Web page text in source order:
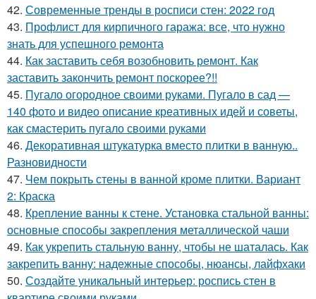
42. Современные тренды в росписи стен: 2022 год
43. Профлист для кирпичного гаража: все, что нужно
знать для успешного ремонта
44. Как заставить себя возобновить ремонт. Как
заставить закончить ремонт поскорее?!!
45. Пугало огородное своими руками. Пугало в сад —
140 фото и видео описание креативных идей и советы,
как смастерить пугало своими руками
46. Декоративная штукатурка вместо плитки в ванную..
Разновидности
47. Чем покрыть стены в ванной кроме плитки. Вариант
2: Краска
48. Крепление ванны к стене. Установка стальной ванны:
основные способы закрепления металлической чаши
49. Как укрепить стальную ванну, чтобы не шаталась. Как
закрепить ванну: надежные способы, нюансы, лайфхаки
50. Создайте уникальный интерьер: роспись стен в